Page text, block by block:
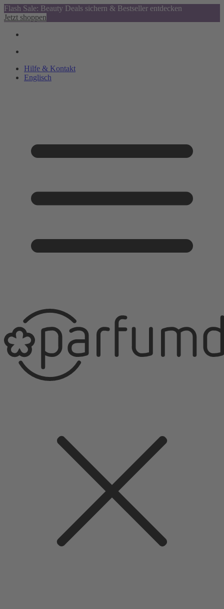
Flash Sale: Beauty Deals sichern & Bestseller entdecken
Jetzt shoppen
Hilfe & Kontakt
Englisch